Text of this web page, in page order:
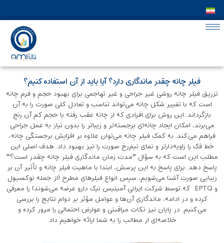
فیلر چانه چقدر ماندگاری دارد؟ آیا باید از آن استفاده کنیم؟
تزریق فیلر چانه روشی غیر جراحی و غیر تهاجمی برای بهبود حجم و فرم چانه
است که با تغییر شکل چانه می‌تواند تناسب و تعادل کلی صورت را به آن
بازگرداند. این روش برای افرادی که از چانه‌ عقب ‌رفته یا حجم کم آن رنج
می‌برند، امکان ایجاد چانه‌ای برجسته‌تر و زیباتر را بدون نیاز به عمل جراحی
فراهم می‌کند. به کمک فیلر چانه می‌توان علاوه بر افزایش برجستگی چانه،
خط فک را زاویه‌دارتر و نمای نیم‌رخ صورت را نیز بهبود داد. هدف اصلی این
مطلب این است که به سؤال “مدت زمان ماندگاری فیلر چانه چقدر است؟”
پاسخ دهد. برای پاسخ به این پرسش، ابتدا با ماهیت فیلر چانه و تأثیر آن بر
زیبایی صورت آشنا می‌شویم، سپس انواع فیلرهای مطرح (از جمله نوکسیول
و EPTQ که توسط شرکت ایرانی آمیتیس نیک‌ دارو عرضه می‌شوند) را معرفی
کرده و در ادامه، ماندگاری آن‌ها و عوامل مؤثر بر دوام نتایج را بررسی
می‌کنیم. در پایان نیز نکات مراقبتی و عوارض احتمالی را مرور کرده و
خلاصه‌ای از مطالب را به شما ارائه خواهیم داد.